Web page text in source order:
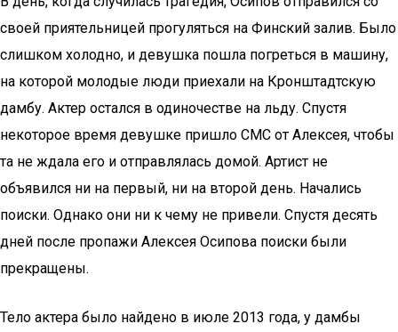
своей приятельницей прогуляться на Финский залив. Было
слишком холодно, и девушка пошла погреться в машину,
на которой молодые люди приехали на Кронштадтскую
дамбу. Актер остался в одиночестве на льду. Спустя
некоторое время девушке пришло СМС от Алексея, чтобы
та не ждала его и отправлялась домой. Артист не
объявился ни на первый, ни на второй день. Начались
поиски. Однако они ни к чему не привели. Спустя десять
дней после пропажи Алексея Осипова поиски были
прекращены.
Тело актера было найдено в июле 2013 года, у дамбы